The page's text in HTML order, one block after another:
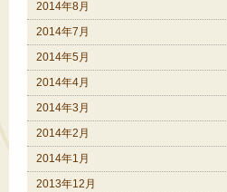
2014年8月
2014年7月
2014年5月
2014年4月
2014年3月
2014年2月
2014年1月
2013年12月